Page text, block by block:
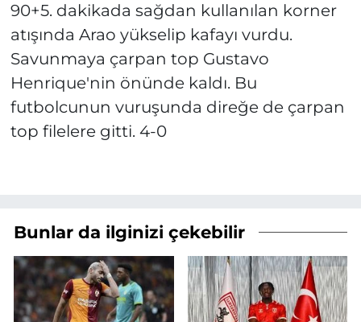
90+5. dakikada sağdan kullanılan korner
atışında Arao yükselip kafayı vurdu.
Savunmaya çarpan top Gustavo
Henrique'nin önünde kaldı. Bu
futbolcunun vuruşunda direğe de çarpan
top filelere gitti. 4-0
Bunlar da ilginizi çekebilir